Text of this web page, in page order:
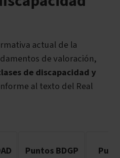
actual de la
de valoración,
de discapacidad y
al texto del Real
Puntos BDGP